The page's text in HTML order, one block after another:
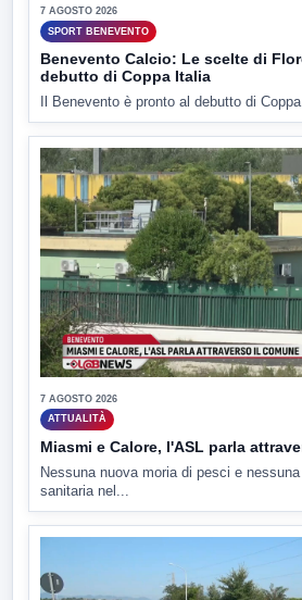
7 AGOSTO 2026
SPORT BENEVENTO
Benevento Calcio: Le scelte di
debutto di Coppa Italia
Il Benevento è pronto al debutto di
7 AGOSTO 2026
ATTUALITÀ
Miasmi e Calore, l'ASL parla
Nessuna nuova moria di pesci e
sanitaria nel...